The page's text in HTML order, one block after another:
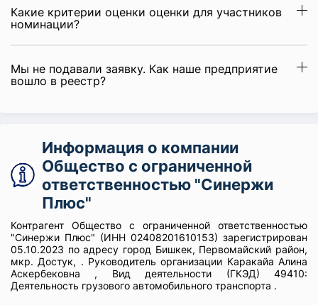
Какие критерии оценки оценки для участников
номинации?
Мы не подавали заявку. Как наше предприятие
вошло в реестр?
Информация о компании
Общество с ограниченной
ответственностью "Синержи
Плюс"
Контрагент Общество с ограниченной ответственностью
"Синержи Плюс" (ИНН 02408201610153) зарегистрирован
05.10.2023 по адресу город Бишкек, Первомайский район,
мкр. Достук, . Руководитель организации Каракайа Алина
Аскербековна , Вид деятельности (ГКЭД) 49410:
Деятельность грузового автомобильного транспорта .